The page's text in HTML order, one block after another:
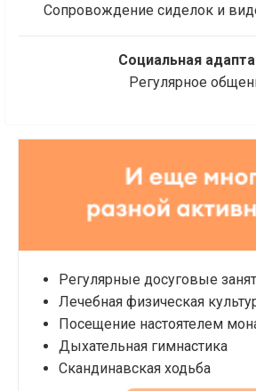
Сопровождение сиделок и
Социальная
Регулярное
Регулярные досуговые
Лечебная физическая
Посещение настоятелем
Дыхательная гимнастика
Скандинавская ходьба